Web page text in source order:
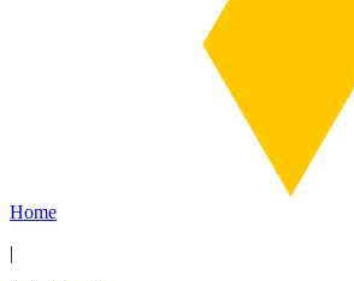
Home
|